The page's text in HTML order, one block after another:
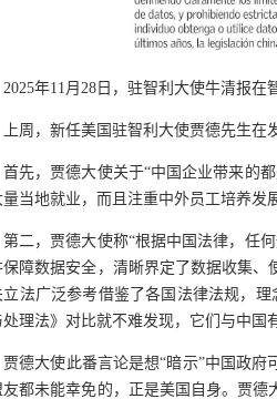
2025年11月 28 日，驻智利大使牛清报在
上周，新任美国驻智利大使贾德先生
首先，贾德大使关于“中国企业带来的
量当地就业，而且注重中外员工培养发
第二，贾德大使称“根据中国法律，任
保障数据安全，清晰界定了数据收集
立法广泛参考借鉴了各国法律法规，
理法》对比就不难发现，它们与中国
贾德大使此番言论是想“暗示”中国政府
友都未能幸免的，正是美国自身。贾